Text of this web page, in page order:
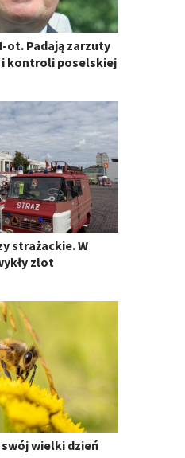
ot. Padają zarzuty
kontroli poselskiej
strażackie. W
zlot
swój wielki dzień